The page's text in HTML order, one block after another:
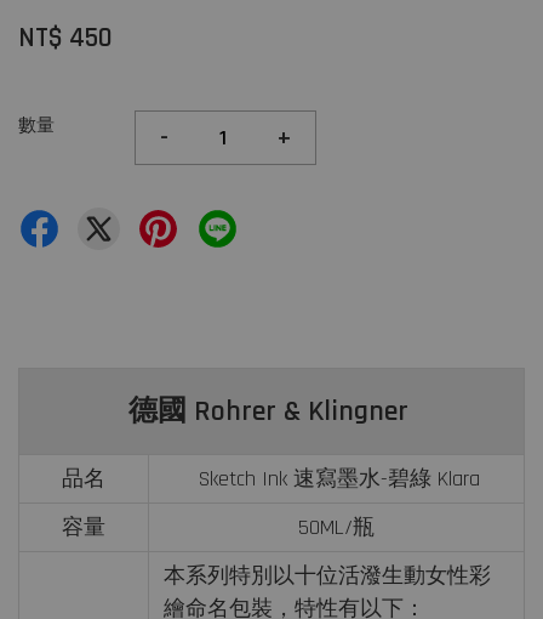
NT$ 450
數量 - +
德國 Rohrer & Klingner
品名
Sketch Ink 速寫墨水-碧綠 Klara
容量
50ML/瓶
本系列特別以十位活潑生動女性彩
繪命名包裝，特性有以下：